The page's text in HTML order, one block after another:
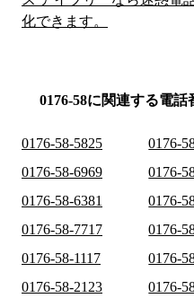
化できます。
0176-58に関連する電話
0176-58-5825 0176-
0176-58-6969
0176-
0176-58-6381
0176-
0176-58-7717
0176-
0176-58-1117
0176-
0176-58-2123
0176-